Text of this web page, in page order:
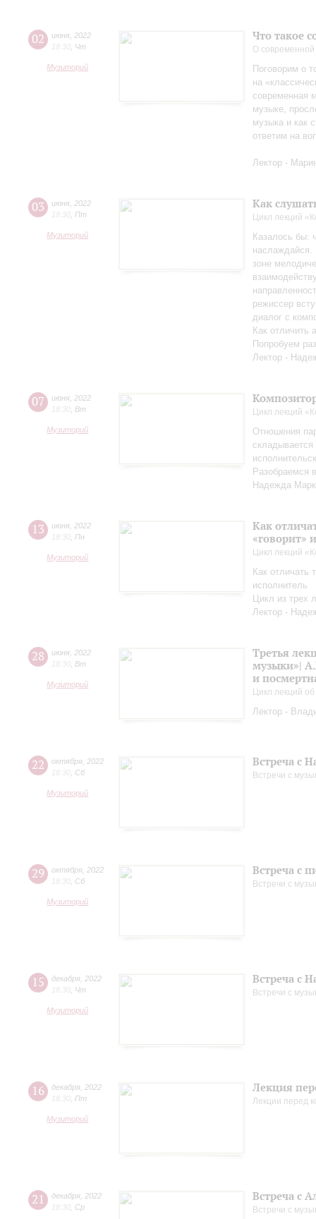
02 июня 2022
18:30 Чт
Музиторий
Что такое
О
Поговорим о
на
современная
музыке,
музыка и как
ответим на
Лектор -
03 июня 2022
18:30 Пт
Музиторий
Как
Цикл лекций
Казалось бы:
наслаждайся.
зоне
режиссер
диалог с
Как отличить
Попробуем
Лектор -
07 июня 2022
18:30 Вт
Музиторий
Цикл лекций
Отношения
Разобраемся
Надежда
13 июня 2022
18:30 Пн
Музиторий
Как
«говорит»
Цикл лекций
Как отличать
исполнитель
Цикл из трех
Лектор -
28 июня 2022
18:30 Вт
Музиторий
Третья
музыки»|
и
Цикл лекций
Лектор -
22 октября 2022
18:30 Сб
Музиторий
Встреча с
Встречи с
29 октября 2022
18:30 Сб
Музиторий
Встреча с
Встречи с
15 декабря 2022
18:30 Чт
Музиторий
Встреча с
Встречи с
16 декабря 2022
18:30 Пт
Музиторий
Лекция
Лекции перед
21 декабря 2022
18:30 Ср
Встреча с
Встречи с